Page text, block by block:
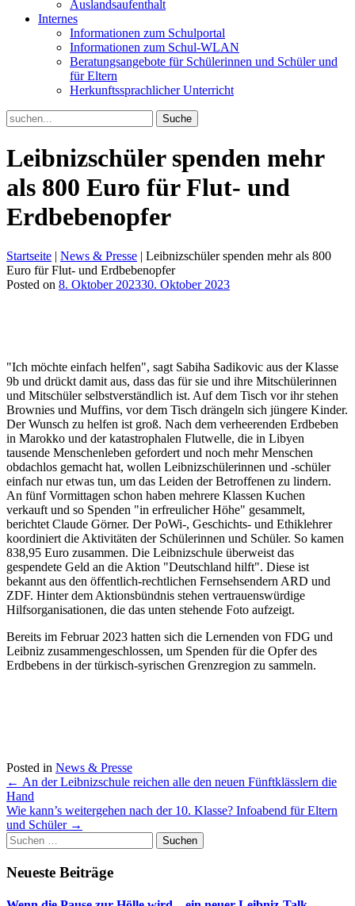
Auslandsaufenthalt
Internes
Informationen zum Schulportal
Informationen zum Schul-WLAN
Beratungsangebote für Schülerinnen und Schüler und
für Eltern
Herkunftssprachlicher Unterricht
Search
for:
Leibnizschüler spenden mehr
als 800 Euro für Flut- und
Erdbebenopfer
Startseite | News & Presse | Leibnizschüler spenden mehr als 800
Euro für Flut- und Erdbebenopfer
Posted on 8. Oktober 202330. Oktober 2023
"Ich möchte einfach helfen", sagt Sabiha Sadikovic aus der Klasse
9b und drückt damit aus, dass das für sie und ihre Mitschülerinnen
und Mitschüler selbstverständlich ist. Auf dem Tisch vor ihr stehen
Brownies und Muffins, vor dem Tisch drängeln sich jüngere Kinder.
Der Wunsch zu helfen ist groß. Nach dem verheerenden Erdbeben
in Marokko und der katastrophalen Flutwelle, die in Libyen
tausende Menschenleben gefordert und noch mehr Menschen
obdachlos gemacht hat, wollen Leibnizschülerinnen und -schüler
einfach nur etwas tun, um das Leiden der Betroffenen zu lindern.
An fünf Vormittagen schon haben mehrere Klassen Kuchen
verkauft und so Spenden "in erfreulicher Höhe" gesammelt,
berichtet Claude Görner. Der PoWi-, Geschichts- und Ethiklehrer
koordiniert die Aktivitäten der Schülerinnen und Schüler. So kamen
838,95 Euro zusammen. Die Leibnizschule überweist das
gespendete Geld an die Aktion "Deutschland hilft". Diese ist
bekannt aus den öffentlich-rechtlichen Fernsehsendern ARD und
ZDF. Hinter dem Aktionsbündnis stehen vertrauenswürdige
Hilfsorganisationen, die das unten stehende Foto aufzeigt.
Bereits im Februar 2023 hatten sich die Lernenden von FDG und
Leibniz zusammengeschlossen, um Spenden für die Opfer des
Erdbebens in der türkisch-syrischen Grenzregion zu sammeln.
Posted in News & Presse
Post
navigation
← An der Leibnizschule reichen alle den neuen Fünftklässlern die
Hand
Wie kann’s weitergehen nach der 10. Klasse? Infoabend für Eltern
und Schüler →
Suchen
nach:
Neueste Beiträge